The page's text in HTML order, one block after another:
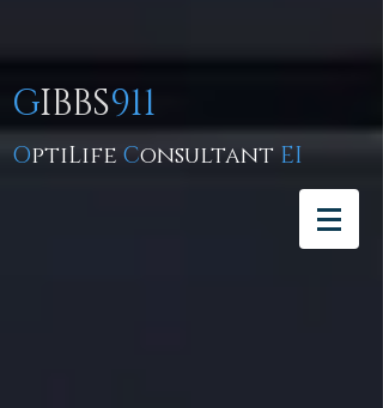
GIBBS911
OptiLife Consultant EI